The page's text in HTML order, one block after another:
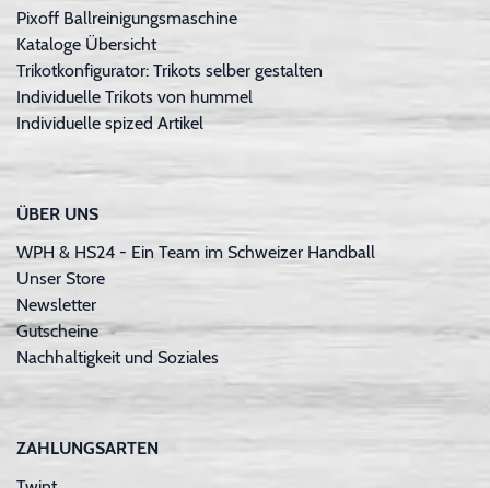
Pixoff Ballreinigungsmaschine
Kataloge Übersicht
Trikotkonfigurator: Trikots selber gestalten
Individuelle Trikots von hummel
Individuelle spized Artikel
ÜBER UNS
WPH & HS24 - Ein Team im Schweizer Handball
Unser Store
Newsletter
Gutscheine
Nachhaltigkeit und Soziales
ZAHLUNGSARTEN